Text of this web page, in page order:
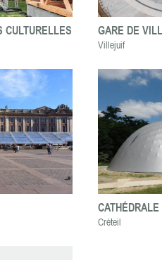
2024 GARE DE
Villejuif
Créteil